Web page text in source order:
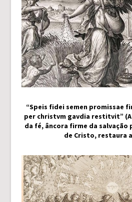
“Speis fidei semen promissae
per christvm gavdia restitvit”
da fé, âncora firme da
de Cristo, restaura